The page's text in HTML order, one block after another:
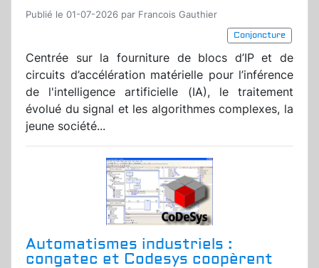
Publié le 01-07-2026 par Francois Gauthier
Conjoncture
Centrée sur la fourniture de blocs d’IP et de
circuits d’accélération matérielle pour l’inférence
de l'intelligence artificielle (IA), le traitement
évolué du signal et les algorithmes complexes, la
jeune société...
Automatismes industriels :
congatec et Codesys coopèrent